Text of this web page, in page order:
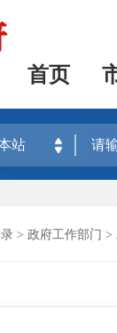
首页
站
> 政府工作部门 >